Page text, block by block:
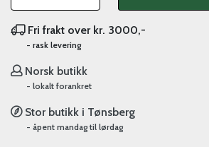
Fri frakt over kr. 3000,-
- rask levering
Norsk butikk
- lokalt forankret
Stor butikk i Tønsberg
- åpent mandag til lørdag